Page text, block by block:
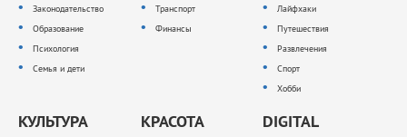
Законодательство
Образование
Психология
Семья и дети
Транспорт
Финансы
Лайфхаки
Путешествия
Развлечения
Спорт
Хобби
КУЛЬТУРА КРАСОТА DIGITAL